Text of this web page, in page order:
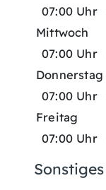
07:00 Uhr
Mittwoch
07:00 Uhr
Donnerstag
07:00 Uhr
Freitag
07:00 Uhr
Sonstiges